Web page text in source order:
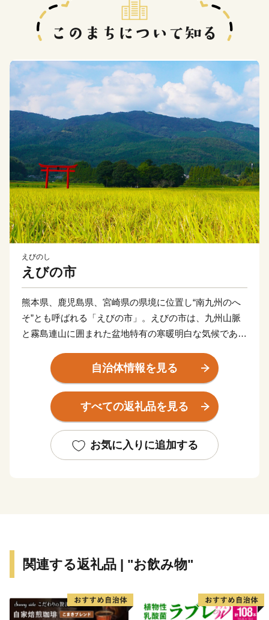
えびのし
えびの市
熊本県、鹿児島県、宮崎県の県境に位置し“南九州のへ
そ”とも呼ばれる「えびの市」。えびの市は、九州山脈
と霧島連山に囲まれた盆地特有の寒暖明白な気候であ
農畜産物の宝庫です。
天然記念物である“ノカイドウ”の世界で唯一の自生地で
もあるえびの高原やトレッキングスポットとして人気の
韓国岳。加久藤峠や矢岳高原から見下ろす風光明媚な田
また、県下有数の温泉地としても知られ、まちのいたる
ところに温泉施設が点在しており、各温泉で源泉が異な
自治体情報を見る
すべての返礼品を見る
お気に入りに追加する
関連する返礼品 | "お飲み物"